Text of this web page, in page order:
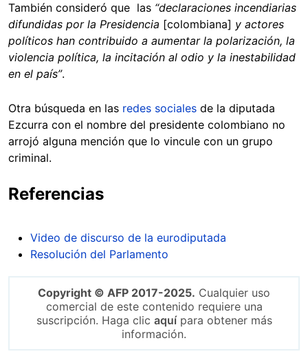
También consideró que las “declaraciones incendiarias
difundidas por la Presidencia [colombiana] y actores
políticos han contribuido a aumentar la polarización, la
violencia política, la incitación al odio y la inestabilidad
en el país”.
Otra búsqueda en las redes sociales de la diputada
Ezcurra con el nombre del presidente colombiano no
arrojó alguna mención que lo vincule con un grupo
criminal.
Referencias
Video de discurso de la eurodiputada
Resolución del Parlamento
Copyright © AFP 2017-2025. Cualquier uso
comercial de este contenido requiere una
suscripción. Haga clic aquípara obtener más
información.